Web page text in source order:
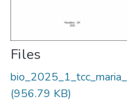
Files
(956.79 KB)